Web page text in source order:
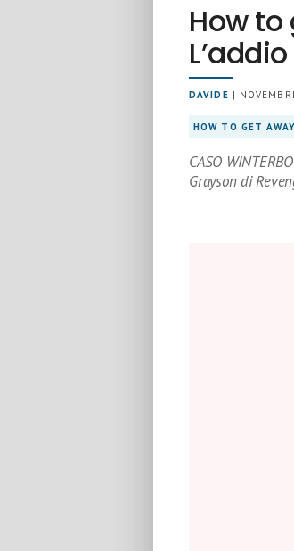
How
DAVIDE |
HOW TO GET
CASO
Grayson di